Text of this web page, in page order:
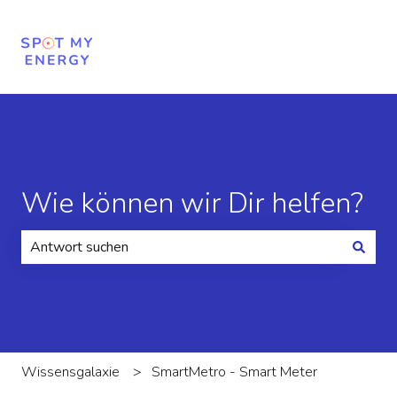
Wie können wir Dir helfen?
Wissensgalaxie SmartMetro - Smart Meter